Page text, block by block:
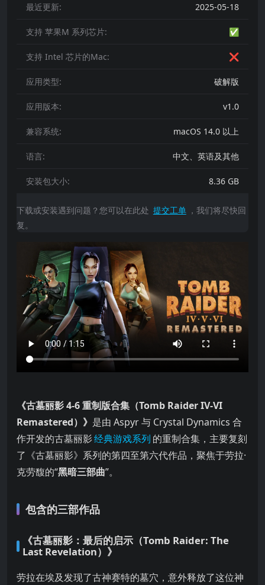
最近更新: 2025-05-18
支持 苹果M 系列芯片: ✅
支持 Intel 芯片的Mac: ❌
应用类型: 破解版
应用版本: v1.0
兼容系统: macOS 14.0 以上
语言: 中文、英语及其他
安装包大小: 8.36 GB
下载或安装遇到问题？您可以在此处 提交工单 ，我们将尽快回
复。
《古墓丽影 4-6 重制版合集（Tomb Raider IV-VI
Remastered）》 是由 Aspyr 与 Crystal Dynamics 合
作开发的古墓丽影经典游戏系列 的重制合集，主要复刻
了《古墓丽影》系列的第四至第六代作品，聚焦于劳拉·
克劳馥的“黑暗三部曲”。
包含的三部作品
《古墓丽影：最后的启示（Tomb Raider: The
Last Revelation）》
劳拉在埃及发现了古神赛特的墓穴，意外释放了这位神